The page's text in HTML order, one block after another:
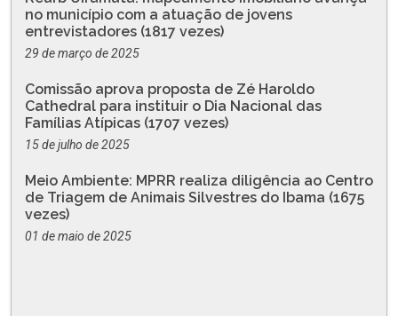
no município com a atuação de jovens
entrevistadores (1817 vezes)
29 de março de 2025
Comissão aprova proposta de Zé Haroldo
Cathedral para instituir o Dia Nacional das
Famílias Atípicas (1707 vezes)
15 de julho de 2025
Meio Ambiente: MPRR realiza diligência ao Centro
de Triagem de Animais Silvestres do Ibama (1675
vezes)
01 de maio de 2025